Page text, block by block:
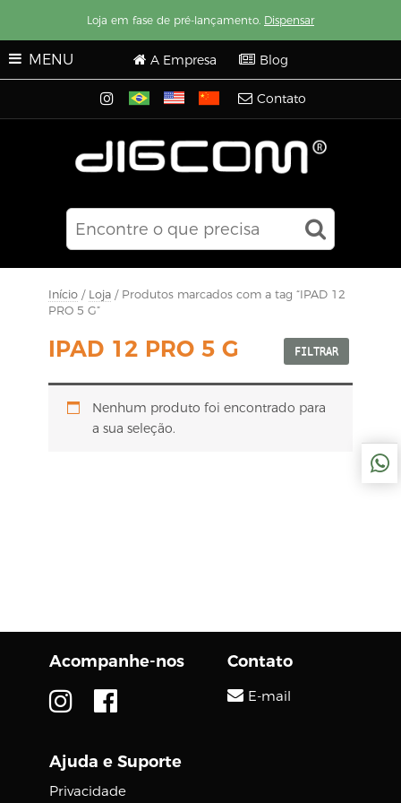
Loja em fase de pré-lançamento. Dispensar
MENU A Empresa Blog
Contato
Início / Loja / Produtos marcados com a tag “IPAD 12
PRO 5 G”
IPAD 12 PRO 5 G FILTRAR
Nenhum produto foi encontrado para
a sua seleção.
Acompanhe-nos
Ajuda e Suporte
Privacidade
Contato
E-mail